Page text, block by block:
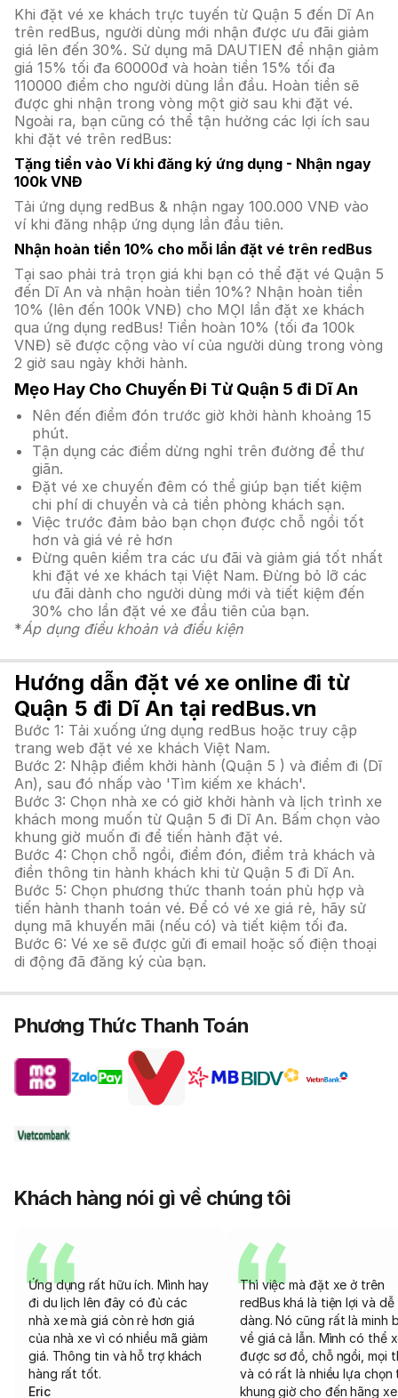
Khi đặt vé xe khách trực tuyến từ Quận 5 đến Dĩ An
trên redBus, người dùng mới nhận được ưu đãi giảm
giá lên đến 30%. Sử dụng mã DAUTIEN để nhận giảm
giá 15% tối đa 60000đ và hoàn tiền 15% tối đa
110000 điểm cho người dùng lần đầu. Hoàn tiền sẽ
được ghi nhận trong vòng một giờ sau khi đặt vé.
Ngoài ra, bạn cũng có thể tận hưởng các lợi ích sau
khi đặt vé trên redBus:
Tặng tiền vào Ví khi đăng ký ứng dụng - Nhận ngay
100k VNĐ
Tải ứng dụng redBus & nhận ngay 100.000 VNĐ vào
ví khi đăng nhập ứng dụng lần đầu tiên.
Nhận hoàn tiền 10% cho mỗi lần đặt vé trên redBus
Tại sao phải trả trọn giá khi bạn có thể đặt vé Quận 5
đến Dĩ An và nhận hoàn tiền 10%? Nhận hoàn tiền
10% (lên đến 100k VNĐ) cho MỌI lần đặt xe khách
qua ứng dụng redBus! Tiền hoàn 10% (tối đa 100k
VNĐ) sẽ được cộng vào ví của người dùng trong vòng
2 giờ sau ngày khởi hành.
Mẹo Hay Cho Chuyến Đi Từ Quận 5 đi Dĩ An
Nên đến điểm đón trước giờ khởi hành khoảng 15
phút.
Tận dụng các điểm dừng nghỉ trên đường để thư
giãn.
Đặt vé xe chuyến đêm có thể giúp bạn tiết kiệm
chi phí di chuyển và cả tiền phòng khách sạn.
Việc trước đảm bảo bạn chọn được chỗ ngồi tốt
hơn và giá vé rẻ hơn
Đừng quên kiểm tra các ưu đãi và giảm giá tốt nhất
khi đặt vé xe khách tại Việt Nam. Đừng bỏ lỡ các
ưu đãi dành cho người dùng mới và tiết kiệm đến
30% cho lần đặt vé xe đầu tiên của bạn.
*Áp dụng điều khoản và điều kiện
Hướng dẫn đặt vé xe online đi từ
Quận 5 đi Dĩ An tại redBus.vn
Bước 1: Tải xuống ứng dụng redBus hoặc truy cập
trang web đặt vé xe khách Việt Nam.
Bước 2: Nhập điểm khởi hành (Quận 5 ) và điểm đi (Dĩ
An), sau đó nhấp vào 'Tìm kiếm xe khách'.
Bước 3: Chọn nhà xe có giờ khởi hành và lịch trình xe
khách mong muốn từ Quận 5 đi Dĩ An. Bấm chọn vào
khung giờ muốn đi để tiến hành đặt vé.
Bước 4: Chọn chỗ ngồi, điểm đón, điểm trả khách và
điền thông tin hành khách khi từ Quận 5 đi Dĩ An.
Bước 5: Chọn phương thức thanh toán phù hợp và
tiến hành thanh toán vé. Để có vé xe giá rẻ, hãy sử
dụng mã khuyến mãi (nếu có) và tiết kiệm tối đa.
Bước 6: Vé xe sẽ được gửi đi email hoặc số điện thoại
di động đã đăng ký của bạn.
Phương Thức Thanh Toán
Khách hàng nói gì về chúng tôi
Ứng dụng rất hữu ích. Mình hay
đi du lịch lên đây có đủ các
nhà xe mà giá còn rẻ hơn giá
của nhà xe vì có nhiều mã giảm
giá. Thông tin và hỗ trợ khách
hàng rất tốt.
Eric
Thì việc mà đặt xe ở trên
redBus khá là tiện lợi và dễ
dàng. Nó cũng rất là minh
về giá cả lẫn. Mình có thể
được sơ đồ, chỗ ngồi, mọi
và có rất là nhiều lựa chọn
khung giờ cho đến hãng